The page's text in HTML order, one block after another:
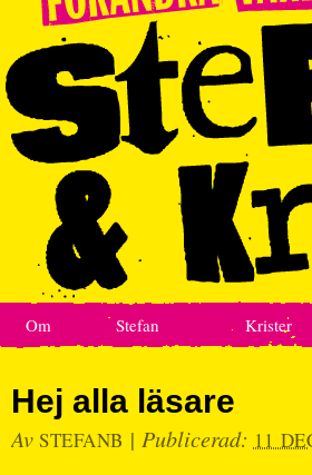
Om Stefan Krister
Hej alla läsare
Av STEFANB | Publicerad: 11